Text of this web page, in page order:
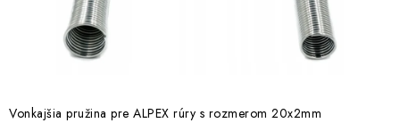
Vonkajšia pružina pre ALPEX rúry s rozmerom 20x2mm